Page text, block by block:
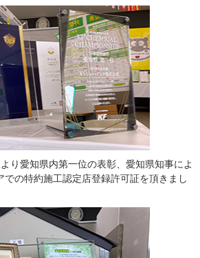
り愛知県内第一位の表彰、愛知県知事によ
での特約施工認定店登録許可証を頂きまし